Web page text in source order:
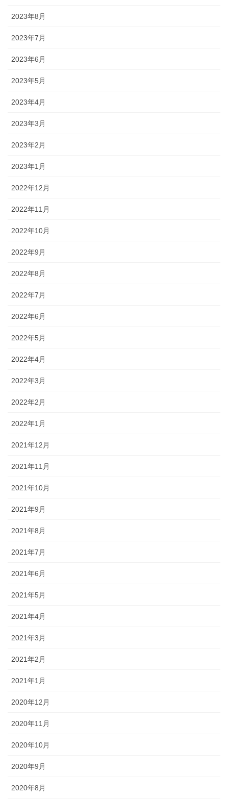
2023年8月
2023年7月
2023年6月
2023年5月
2023年4月
2023年3月
2023年2月
2023年1月
2022年12月
2022年11月
2022年10月
2022年9月
2022年8月
2022年7月
2022年6月
2022年5月
2022年4月
2022年3月
2022年2月
2022年1月
2021年12月
2021年11月
2021年10月
2021年9月
2021年8月
2021年7月
2021年6月
2021年5月
2021年4月
2021年3月
2021年2月
2021年1月
2020年12月
2020年11月
2020年10月
2020年9月
2020年8月